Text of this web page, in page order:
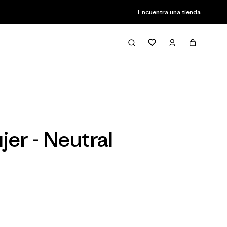
Encuentra una tienda
Filter & Sort
- Neutral